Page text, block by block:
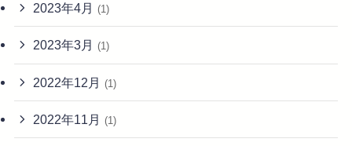
2023年4月 (1)
2023年3月 (1)
2022年12月 (1)
2022年11月 (1)